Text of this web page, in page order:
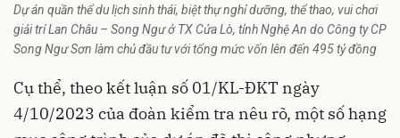
Dự án quần thể du lịch sinh thái, biệt thự nghỉ dưỡng, thể thao, vui chơi
giải trí Lan Châu – Song Ngư ở TX Cửa Lò, tỉnh Nghệ An do Công ty CP
Song Ngư Sơn làm chủ đầu tư với tổng mức vốn lên đến 495 tỷ đồng
Cụ thể, theo kết luận số 01/KL-ĐKT ngày
4/10/2023 của đoàn kiểm tra nêu rõ, một số hạng